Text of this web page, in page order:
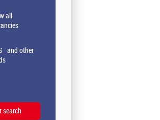
all
and other